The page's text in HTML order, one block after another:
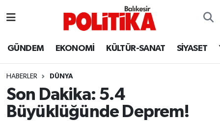
GÜNDEM EKONOMİ KÜLTÜR-SANAT SİYASET
HABERLER DÜNYA
Son Dakika: 5.4
Büyüklüğünde Deprem!
Ayvalık
Balya
Bandırma
Balıkesir Hava Durumu
Balıkesir Namaz Vakitleri
Balıkesir Trafik Yoğunluk Haritası